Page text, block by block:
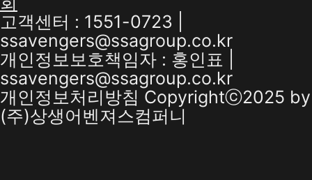
고객센터 : 1551-0723 |
ssavengers@ssagroup.co.kr
개인정보보호책임자 : 홍인표 |
ssavengers@ssagroup.co.kr
개인정보처리방침 Copyrightⓒ2025 by
(주)상생어벤져스컴퍼니